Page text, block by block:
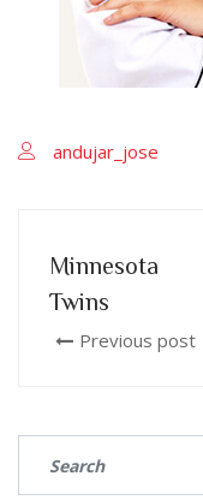
andujar_jose
Minnesota
Twins
Previous post